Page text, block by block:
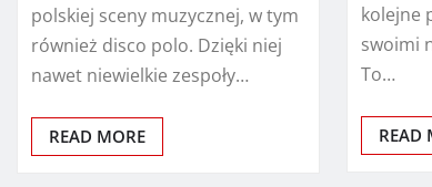
polskiej sceny muzycznej, w tym
również disco polo. Dzięki niej
nawet niewielkie zespoły…
READ MORE
kolejne
swoimi
To…
READ